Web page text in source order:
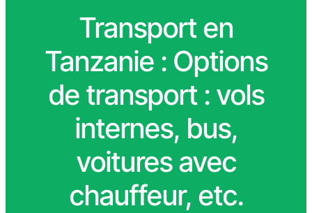
Transport en
Tanzanie : Options
de transport : vols
internes, bus,
voitures avec
chauffeur, etc.